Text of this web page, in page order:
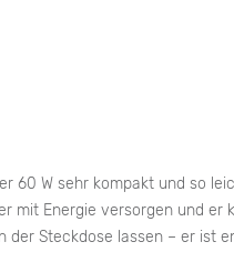
60 W sehr kompakt und so
mit Energie versorgen und
Steckdose lassen – er ist